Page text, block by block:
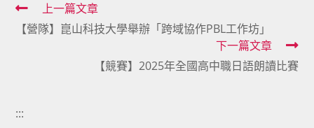
Read
more
上一篇文章
【營隊】崑山科技大學舉辦「跨域協作PBL工作坊」
下一篇文章
【競賽】2025年全國高中職日語朗讀比賽
:::